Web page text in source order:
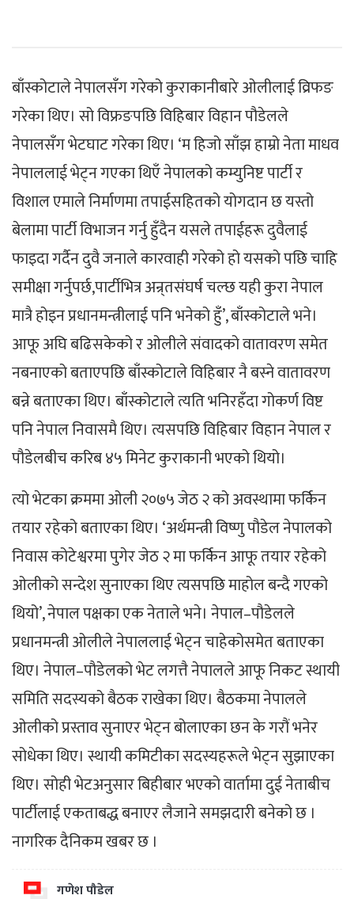
बाँस्कोटाले नेपालसँग गरेको कुराकानीबारे ओलीलाई व्रिफङ
गरेका थिए। सो विफ्रङपछि विहिबार विहान पौडेलले
नेपालसँग भेटघाट गरेका थिए। ‘म हिजो साँझ हाम्रो नेता माधव
नेपाललाई भेट्न गएका थिएँ नेपालको कम्युनिष्ट पार्टी र
विशाल एमाले निर्माणमा तपाईसहितको योगदान छ यस्तो
बेलामा पार्टी विभाजन गर्नु हुँदैन यसले तपाईहरू दुवैलाई
फाइदा गर्दैन दुवै जनाले कारवाही गरेको हो यसको पछि चाहि
समीक्षा गर्नुपर्छ,पार्टीभित्र अन्र्तसंघर्ष चल्छ यही कुरा नेपाल
मात्रै होइन प्रधानमन्त्रीलाई पनि भनेको हुँ’, बाँस्कोटाले भने।
आफू अघि बढिसकेको र ओलीले संवादको वातावरण समेत
नबनाएको बताएपछि बाँस्कोटाले विहिबार नै बस्ने वातावरण
बन्ने बताएका थिए। बाँस्कोटाले त्यति भनिरहँदा गोकर्ण विष्ट
पनि नेपाल निवासमै थिए। त्यसपछि विहिबार विहान नेपाल र
पौडेलबीच करिब ४५ मिनेट कुराकानी भएको थियो।
त्यो भेटका क्रममा ओली २०७५ जेठ २ को अवस्थामा फर्किन
तयार रहेको बताएका थिए। ‘अर्थमन्त्री विष्णु पौडेल नेपालको
निवास कोटेश्वरमा पुगेर जेठ २ मा फर्किन आफू तयार रहेको
ओलीको सन्देश सुनाएका थिए त्यसपछि माहोल बन्दै गएको
थियो’, नेपाल पक्षका एक नेताले भने। नेपाल–पौडेलले
प्रधानमन्त्री ओलीले नेपाललाई भेट्न चाहेकोसमेत बताएका
थिए। नेपाल–पौडेलको भेट लगत्तै नेपालले आफू निकट स्थायी
समिति सदस्यको बैठक राखेका थिए। बैठकमा नेपालले
ओलीको प्रस्ताव सुनाएर भेट्न बोलाएका छन के गरौं भनेर
सोधेका थिए। स्थायी कमिटीका सदस्यहरूले भेट्न सुझाएका
थिए। सोही भेटअनुसार बिहीबार भएको वार्तामा दुई नेताबीच
पार्टीलाई एकताबद्ध बनाएर लैजाने समझदारी बनेको छ ।
नागरिक दैनिकम खबर छ ।
गणेश पौडेल